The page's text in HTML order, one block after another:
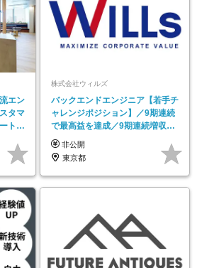
エン
タマ
トメ
株式会社ウィルズ
バックエンドエンジニア【若手チ
ャレンジポジション】／9期連続
で最高益を達成／9期連続増収・
CAGR20%超
非公開
東京都